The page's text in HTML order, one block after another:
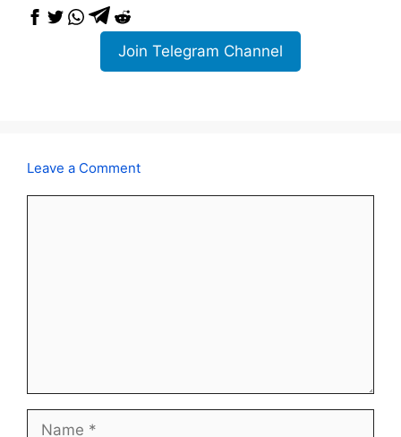
Join Telegram Channel
Leave a Comment
Name